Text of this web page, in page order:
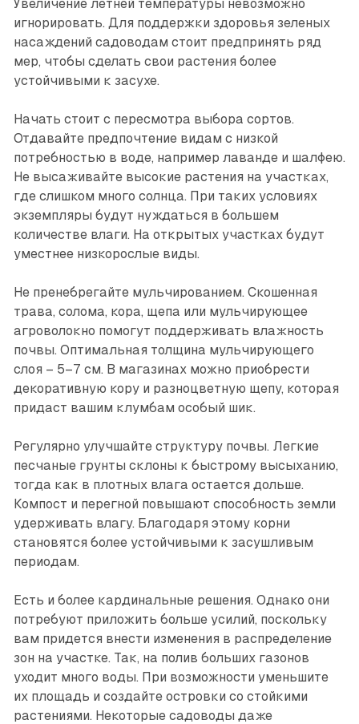
Увеличение летней температуры невозможно
игнорировать. Для поддержки здоровья зеленых
насаждений садоводам стоит предпринять ряд
мер, чтобы сделать свои растения более
устойчивыми к засухе.
Начать стоит с пересмотра выбора сортов.
Отдавайте предпочтение видам с низкой
потребностью в воде, например лаванде и шалфею.
Не высаживайте высокие растения на участках,
где слишком много солнца. При таких условиях
экземпляры будут нуждаться в большем
количестве влаги. На открытых участках будут
уместнее низкорослые виды.
Не пренебрегайте мульчированием. Скошенная
трава, солома, кора, щепа или мульчирую­щее
агроволокно помогут поддерживать влажность
почвы. Оптимальная толщина мульчирующего
слоя – 5–7 см. В магазинах можно приобрести
декоративную кору и разноцветную щепу, которая
придаст вашим клумбам особый шик.
Регулярно улучшайте структуру почвы. Легкие
песчаные грунты склоны к быстрому высыханию,
тогда как в плотных влага остается дольше.
Компост и перегной повышают способность земли
удерживать влагу. Благодаря этому корни
становятся более устойчивыми к засушливым
периодам.
Есть и более кардинальные решения. Однако они
потребуют приложить больше усилий, поскольку
вам придется внести изменения в распределение
зон на участке. Так, на полив больших газонов
уходит много воды. При возможности уменьшите
их площадь и создайте островки со стойкими
растениями. Некоторые садоводы даже